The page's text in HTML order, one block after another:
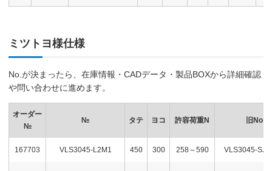
ミツトヨ様仕様
No.が決まったら、在庫情報・CADデータ・製品BOXから詳細確認
や問い合わせに進めます。
オーダー
№
№ タテ ヨコ 許容荷重N 旧No
167703 VLS3045-L2M1 450 300 258～590 VLS3045-